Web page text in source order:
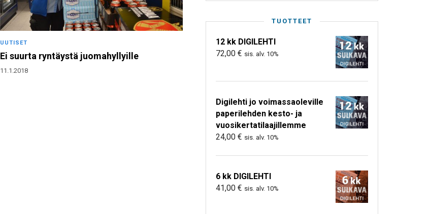
UUTISET
Ei suurta ryntäystä juomahyllyille
11.1.2018
TUOTTEET
12 kk DIGILEHTI
72,00 € sis. alv. 10%
Digilehti jo voimassaoleville
paperilehden kesto- ja
vuosikertatilaajillemme
24,00 € sis. alv. 10%
6 kk DIGILEHTI
41,00 € sis. alv. 10%